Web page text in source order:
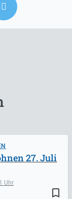
bookmark_border
27. Juli